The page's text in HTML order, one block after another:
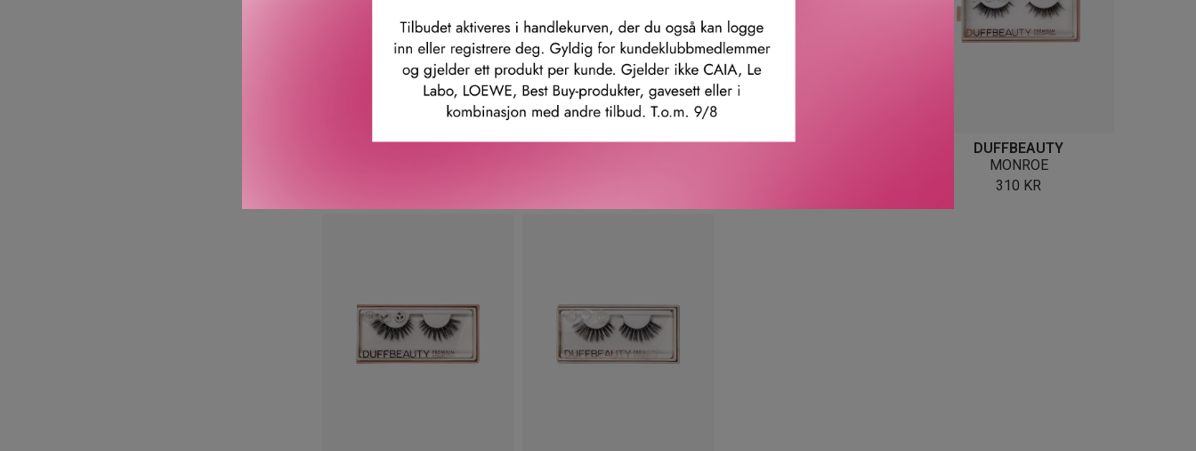
MAC COSMETICS
MAC COSMETICS
DUFFBEAUTY
DUFFBEAUTY
MONROE
310 KR